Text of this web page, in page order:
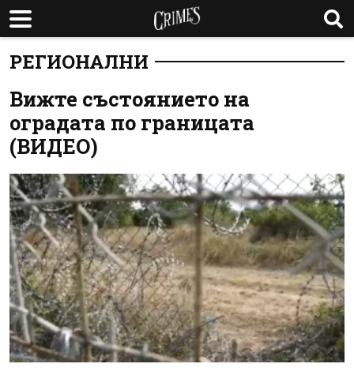
РЕГИОНАЛНИ
Вижте състоянието на
оградата по границата
(ВИДЕО)